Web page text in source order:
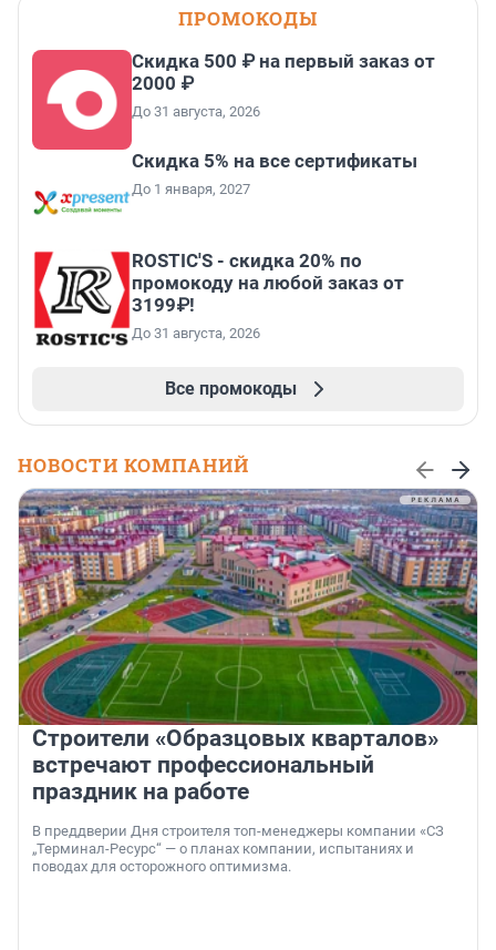
ПРОМОКОДЫ
Скидка 500 ₽ на первый заказ от
2000 ₽
До 31 августа, 2026
Скидка 5% на все сертификаты
До 1 января, 2027
ROSTIC'S - скидка 20% по
промокоду на любой заказ от
3199₽!
До 31 августа, 2026
Все промокоды
НОВОСТИ КОМПАНИЙ
Строители «Образцовых кварталов»
встречают профессиональный
праздник на работе
В преддверии Дня строителя топ-менеджеры компании «СЗ
„Терминал-Ресурс“ — о планах компании, испытаниях и
поводах для осторожного оптимизма.